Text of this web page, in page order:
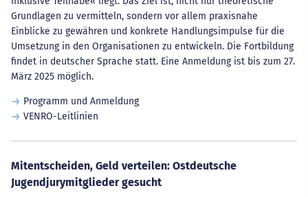
Grundlagen zu vermitteln, sondern vor allem praxisnahe
Einblicke zu gewähren und konkrete Handlungsimpulse für die
Umsetzung in den Organisationen zu entwickeln. Die Fortbildung
findet in deutscher Sprache statt. Eine Anmeldung ist bis zum 27.
März 2025 möglich.
Programm und Anmeldung
VENRO-Leitlinien
Mitentscheiden, Geld verteilen: Ostdeutsche
Jugendjurymitglieder gesucht